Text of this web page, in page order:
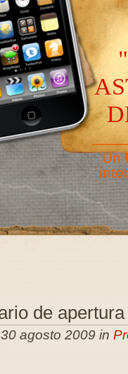
Un
de
agosto 2009 in